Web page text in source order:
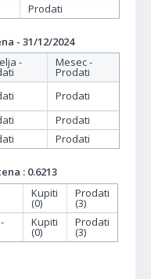
Prodati
- 31/12/2024
- Mesec -
Prodati
Prodati
Prodati
Prodati
: 0.6213
Kupiti
(0)
Prodati
(3)
Kupiti
(0)
Prodati
(3)